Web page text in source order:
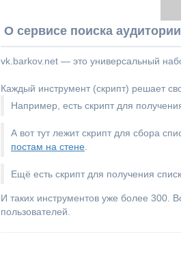
О сервисе поиска
vk.barkov.net — это универсальный
Каждый инструмент (скрипт) решает
Например, есть скрипт для
А вот тут лежит скрипт для сбора
постам на стене
Ещё есть скрипт для получения
И таких инструментов уже более 300.
пользователей.